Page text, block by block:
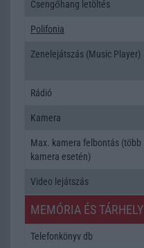
Csengőhang letöltés
Polifonia
Zenelejátszás (Music Player)
Rádió
Kamera
Max. kamera felbontás (több
kamera esetén)
Video lejátszás
MEMÓRIA ÉS TÁRHELY
Telefonkönyv db